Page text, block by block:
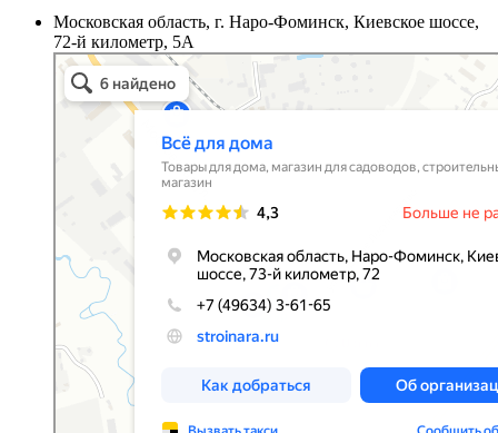
Московская область, г. Наро-Фоминск, Киевское шоссе,
72-й километр, 5А